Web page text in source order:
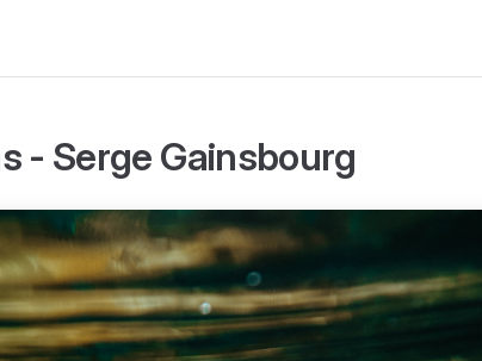
- Serge Gainsbourg